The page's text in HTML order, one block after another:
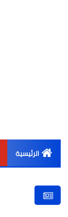
الرئيسية